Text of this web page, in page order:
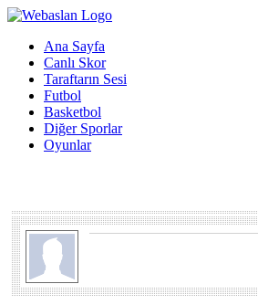
Ana Sayfa
Canlı Skor
Taraftarın Sesi
Futbol
Basketbol
Diğer Sporlar
Oyunlar